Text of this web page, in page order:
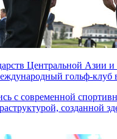
Центральной Азии
гольф-клуб
с современной
созданной